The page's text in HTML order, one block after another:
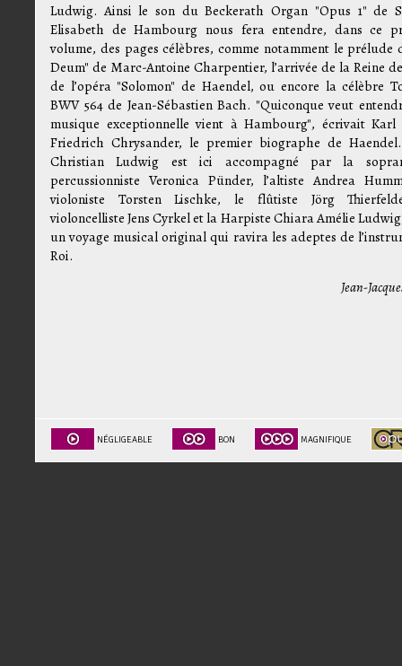
Ludwig. Ainsi le son du Beckerath Organ "Opus 1" de
Elisabeth de Hambourg nous fera entendre, dans ce
volume, des pages célèbres, comme notamment le prélude
Deum" de Marc-Antoine Charpentier, l’arrivée de la Reine
de l’opéra "Solomon" de Haendel, ou encore la célèbre
BWV 564 de Jean-Sébastien Bach. "Quiconque veut
musique exceptionnelle vient à Hambourg", écrivait Karl
Friedrich Chrysander, le premier biographe de Haendel.
Christian Ludwig est ici accompagné par la
percussionniste Veronica Pünder, l’altiste Andrea
violoniste Torsten Lischke, le flûtiste Jörg
violoncelliste Jens Cyrkel et la Harpiste Chiara Amélie
un voyage musical original qui ravira les adeptes de
Roi.
Jean-
NÉGLIGEABLE BON MAGNIFIQUE